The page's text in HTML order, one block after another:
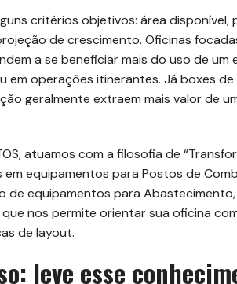
critérios objetivos: área
de crescimento. Oficinas
a se beneficiar mais do uso de um
em operações itinerantes. Já boxes
geralmente extraem mais valor de
atuamos com a filosofia de
equipamentos para Postos de
de equipamentos para
que nos permite orientar sua oficina
de layout.
leve esse